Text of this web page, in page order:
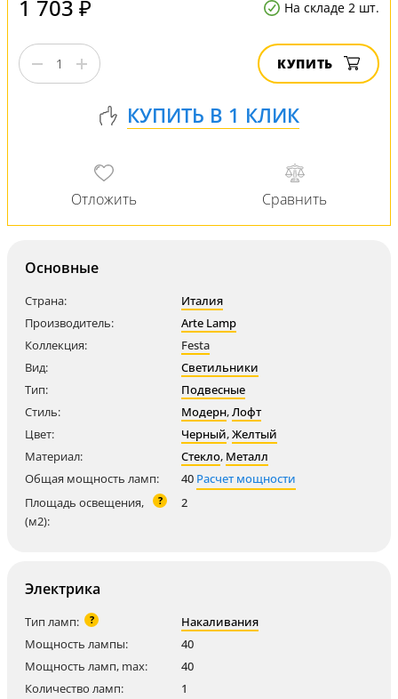
1 703 ₽ На складе 2 шт.
КУПИТЬ
Основные
Страна:
Италия
Производитель:
Arte Lamp
Коллекция:
Festa
Вид:
Светильники
Тип:
Подвесные
Стиль:
Модерн,Лофт
Цвет:
Черный,Желтый
Материал:
Стекло, Металл
Общая мощность ламп:
40 Расчет мощности
Площадь освещения,
(м2):
? 2
Электрика
Тип ламп: ?
Накаливания
Мощность лампы:
40
Мощность ламп, max:
40
Количество ламп:
1